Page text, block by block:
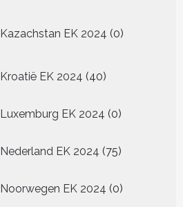
Kazachstan EK 2024 0
producten
Kroatië EK 2024 4040
Luxemburg EK 2024 00
Nederland EK 2024 7575
Noorwegen EK 2024 00